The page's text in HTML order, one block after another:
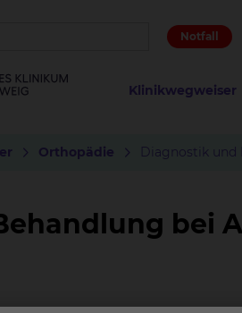
Notfall
Klinikwegweiser
Orthopädie Diagnostik und
bei